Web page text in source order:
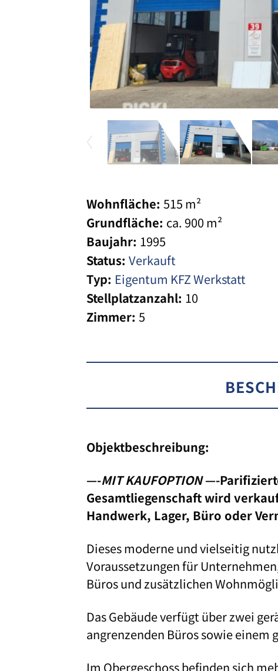
Wohnfläche: 515 m²
Grundfläche: ca. 900 m²
Baujahr: 1995
Status: Verkauft
Typ: Eigentum KFZ Werkstatt
Stellplatzanzahl: 10
Zimmer: 5
Objektbeschreibung:
—-MIT KAUFOPTION—-
Gesamtliegenschaft wird
Handwerk, Lager, Büro oder
Dieses moderne und vielseitig
Voraussetzungen für
Büros und zusätzlichen
Das Gebäude verfügt über zwei
angrenzenden Büros sowie einem
Im Obergeschoss befinden sich